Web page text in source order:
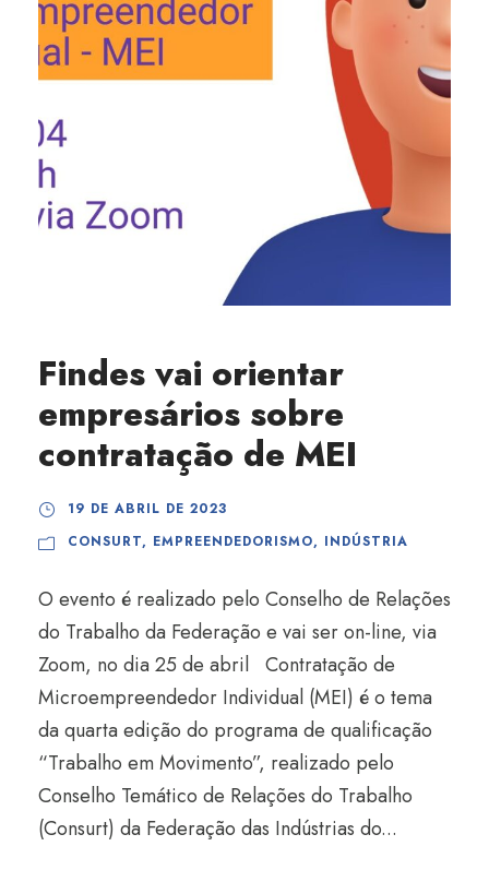
Findes vai orientar
empresários sobre
contratação de MEI
19 DE ABRIL DE 2023
CONSURT, EMPREENDEDORISMO, INDÚSTRIA
O evento é realizado pelo Conselho de Relações
do Trabalho da Federação e vai ser on-line, via
Zoom, no dia 25 de abril Contratação de
Microempreendedor Individual (MEI) é o tema
da quarta edição do programa de qualificação
“Trabalho em Movimento”, realizado pelo
Conselho Temático de Relações do Trabalho
(Consurt) da Federação das Indústrias do...